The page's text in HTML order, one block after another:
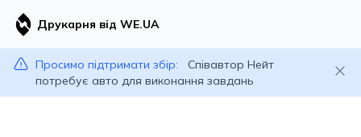
Друкарня від WE.UA
Просимо підтримати збір:
Співавтор Нейт
потребує авто для виконання завдань